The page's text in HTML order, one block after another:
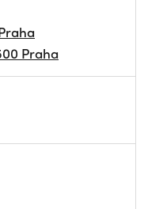
Praha